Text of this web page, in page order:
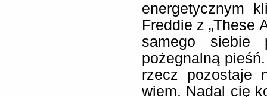
energetycznym
Freddie z „These
samego siebie
pożegnalną
rzecz pozostaje
wiem. Nadal cię